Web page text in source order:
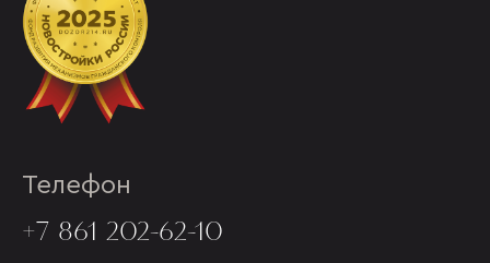
Телефон
+7 861 202-62-10